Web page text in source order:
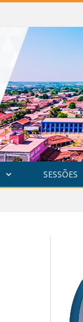
SESSÕES